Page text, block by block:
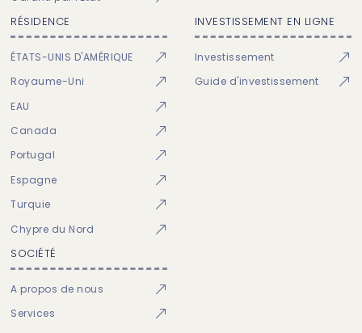
RÉSIDENCE
ÉTATS-UNIS D'AMÉRIQUE
Royaume-Uni
EAU
Canada
Portugal
Espagne
Turquie
Chypre du Nord
INVESTISSEMENT EN LIGNE
Investissement
Guide d'investissement
SOCIÉTÉ
A propos de nous
Services